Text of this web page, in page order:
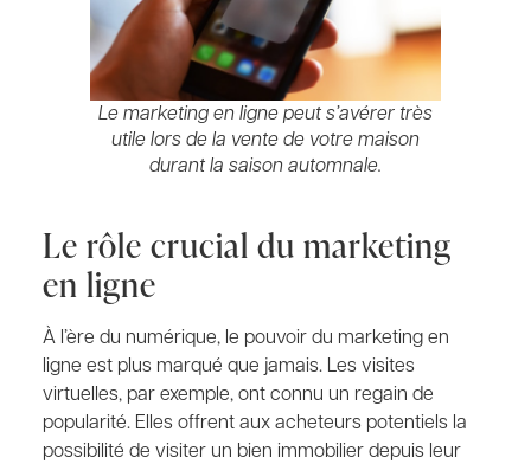
Le marketing en ligne peut s’avérer très
utile lors de la vente de votre maison
durant la saison automnale.
Le rôle crucial du marketing
en ligne
À l’ère du numérique, le pouvoir du marketing en
ligne est plus marqué que jamais. Les visites
virtuelles, par exemple, ont connu un regain de
popularité. Elles offrent aux acheteurs potentiels la
possibilité de visiter un bien immobilier depuis leur